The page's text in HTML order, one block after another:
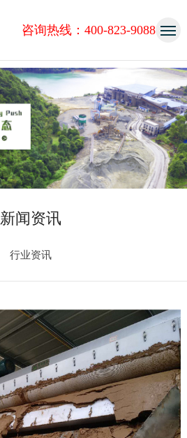
咨询热线：400-823-9088
新闻资讯
行业资讯